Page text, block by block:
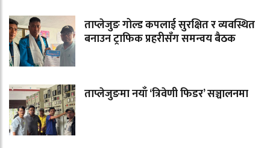
ताप्लेजुङ गोल्ड कपलाई सुरक्षित र व्यवस्थित
बनाउन ट्राफिक प्रहरीसँग समन्वय बैठक
ताप्लेजुङमा नयाँ ‘त्रिवेणी फिडर’ सञ्चालनमा